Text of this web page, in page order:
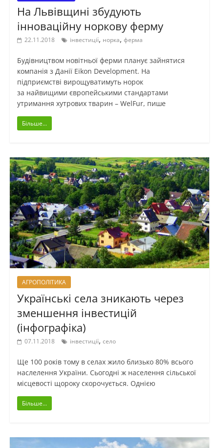
На Львівщині збудують
інноваційну норкову ферму
22.11.2018 інвестиції, норка, ферма
Будівництвом новітньої ферми планує зайнятися
компанія з Данії Eikon Development. На
підприємстві вирощуватимуть норок
за найвищими європейськими стандартами
утримання хутрових тварин – WelFur, пише
Більше...
АГРОПОЛІТИКА
Українські села зникають через
зменшення інвестицій
(інфографіка)
07.11.2018 інвестиції, село
Ще 100 років тому в селах жило близько 80% всього
наслелення України. Сьогодні ж населення сільської
місцевості щороку скорочується. Однією
Більше...